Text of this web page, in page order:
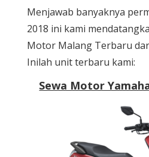
Menjawab banyaknya
2018 ini kami
Motor Malang Terbaru
Inilah unit terbaru kami:
Sewa Motor